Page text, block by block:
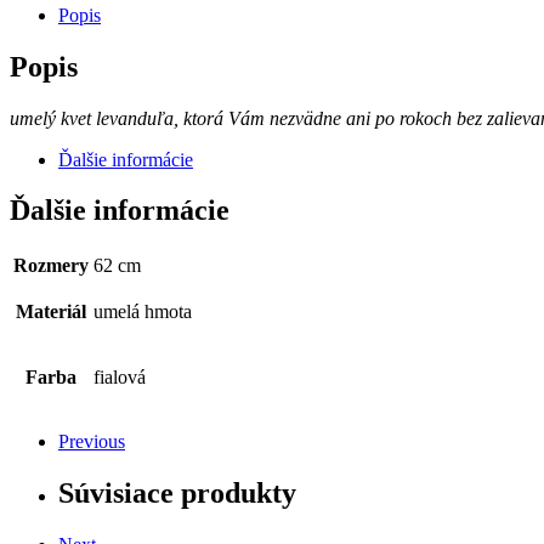
Popis
Popis
umelý kvet levanduľa, ktorá Vám nezvädne ani po rokoch bez
Ďalšie informácie
Ďalšie informácie
Rozmery 62 cm
Materiál umelá hmota
Farba fialová
Previous
Súvisiace produkty